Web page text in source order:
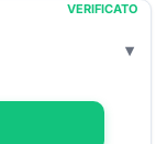
VERIFICATO